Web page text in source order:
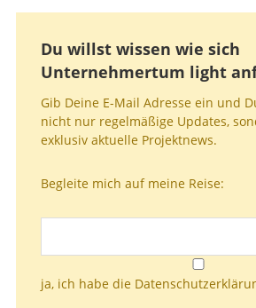
Du willst wissen wie sich
Unternehmertum light
Gib Deine E-Mail Adresse ein und
nicht nur regelmäßige Updates,
exklusiv aktuelle Projektnews.
Begleite mich auf meine Reise:
ja, ich habe die